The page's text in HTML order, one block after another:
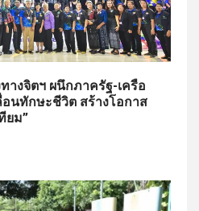
างจิตฯ ผนึกภาครัฐ-เครือ
นทักษะชีวิต สร้างโอกาส
ยม”